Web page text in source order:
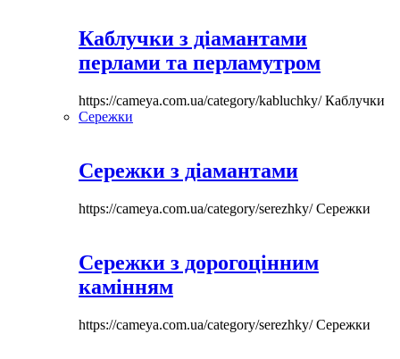
Каблучки з діамантами
перлами та перламутром
https://cameya.com.ua/category/kabluchky/Каблучки
Сережки
Сережки з діамантами
https://cameya.com.ua/category/serezhky/Сережки
Сережки з дорогоцінним
камінням
https://cameya.com.ua/category/serezhky/Сережки